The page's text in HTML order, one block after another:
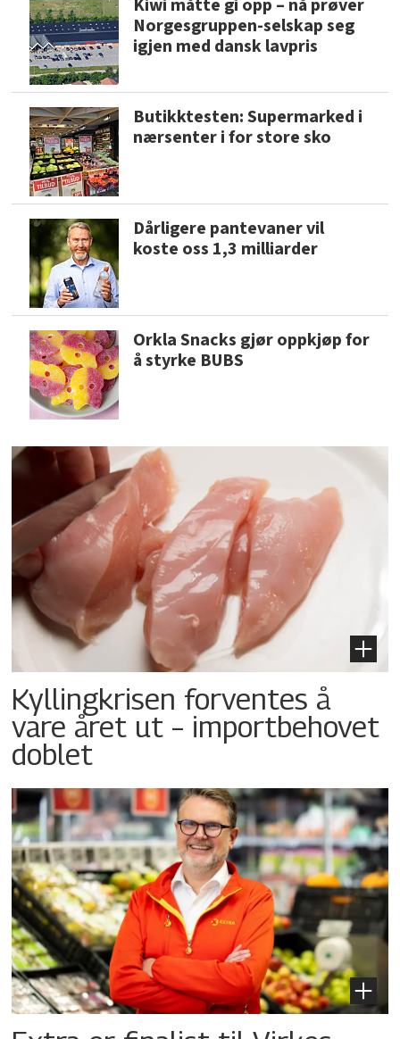
Kiwi måtte gi opp – nå prøver
Norgesgruppen-selskap seg
igjen med dansk lavpris
Butikktesten: Supermarked i
nærsenter i for store sko
Dårligere pantevaner vil
koste oss 1,3 milliarder
Orkla Snacks gjør oppkjøp for
å styrke BUBS
Kyllingkrisen forventes å
vare året ut – importbehovet
doblet